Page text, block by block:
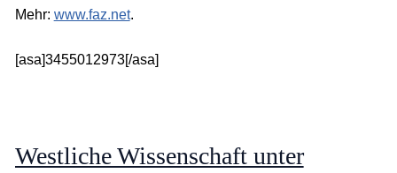
Mehr: www.faz.net.
[asa]3455012973[/asa]
Westliche Wissenschaft unter